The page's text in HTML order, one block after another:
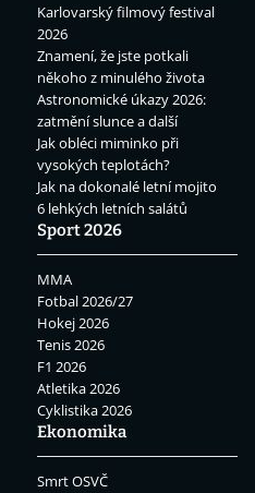
Karlovarský filmový festival
2026
Znamení, že jste potkali
někoho z minulého života
Astronomické úkazy 2026:
zatmění slunce a další
Jak obléci miminko při
vysokých teplotách?
Jak na dokonalé letní mojito
6 lehkých letních salátů
Sport 2026
MMA
Fotbal 2026/27
Hokej 2026
Tenis 2026
F1 2026
Atletika 2026
Cyklistika 2026
Ekonomika
Smrt OSVČ